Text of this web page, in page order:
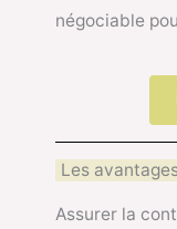
négociable
Les
Assurer la